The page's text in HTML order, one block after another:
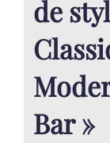
de
Bar »